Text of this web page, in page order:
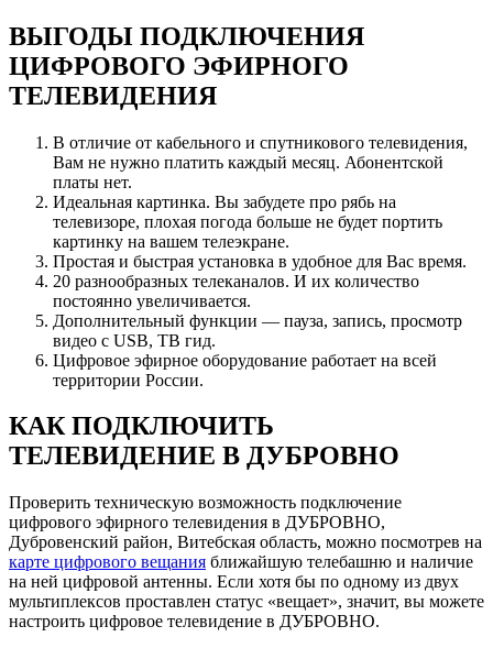
ВЫГОДЫ ПОДКЛЮЧЕНИЯ
ЦИФРОВОГО ЭФИРНОГО
ТЕЛЕВИДЕНИЯ
В отличие от кабельного и спутникового телевидения,
Вам не нужно платить каждый месяц. Абонентской
платы нет.
Идеальная картинка. Вы забудете про рябь на
телевизоре, плохая погода больше не будет портить
картинку на вашем телеэкране.
Простая и быстрая установка в удобное для Вас время.
20 разнообразных телеканалов. И их количество
постоянно увеличивается.
Дополнительный функции — пауза, запись, просмотр
видео с USB, ТВ гид.
Цифровое эфирное оборудование работает на всей
территории России.
КАК ПОДКЛЮЧИТЬ
ТЕЛЕВИДЕНИЕ В ДУБРОВНО
Проверить техническую возможность подключение
цифрового эфирного телевидения в ДУБРОВНО,
Дубровенский район, Витебская область, можно посмотрев на
карте цифрового вещания ближайшую телебашню и наличие
на ней цифровой антенны. Если хотя бы по одному из двух
мультиплексов проставлен статус «вещает», значит, вы можете
настроить цифровое телевидение в ДУБРОВНО.